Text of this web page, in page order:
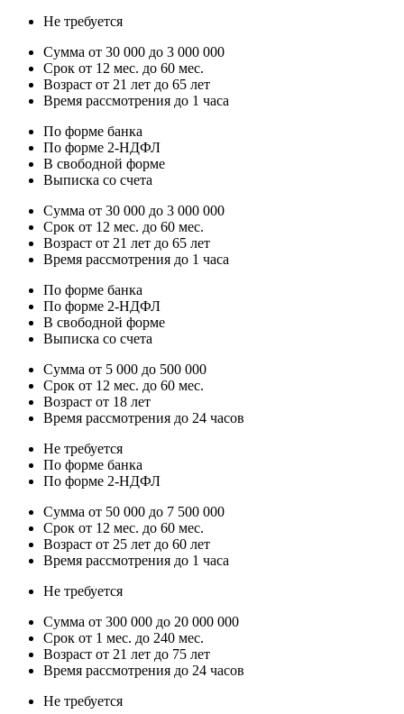
Не требуется
Сумма от 30 000 до 3 000 000
Срок от 12 мес. до 60 мес.
Возраст от 21 лет до 65 лет
Время рассмотрения до 1 часа
По форме банка
По форме 2-НДФЛ
В свободной форме
Выписка со счета
Сумма от 30 000 до 3 000 000
Срок от 12 мес. до 60 мес.
Возраст от 21 лет до 65 лет
Время рассмотрения до 1 часа
По форме банка
По форме 2-НДФЛ
В свободной форме
Выписка со счета
Сумма от 5 000 до 500 000
Срок от 12 мес. до 60 мес.
Возраст от 18 лет
Время рассмотрения до 24 часов
Не требуется
По форме банка
По форме 2-НДФЛ
Сумма от 50 000 до 7 500 000
Срок от 12 мес. до 60 мес.
Возраст от 25 лет до 60 лет
Время рассмотрения до 1 часа
Не требуется
Сумма от 300 000 до 20 000 000
Срок от 1 мес. до 240 мес.
Возраст от 21 лет до 75 лет
Время рассмотрения до 24 часов
Не требуется